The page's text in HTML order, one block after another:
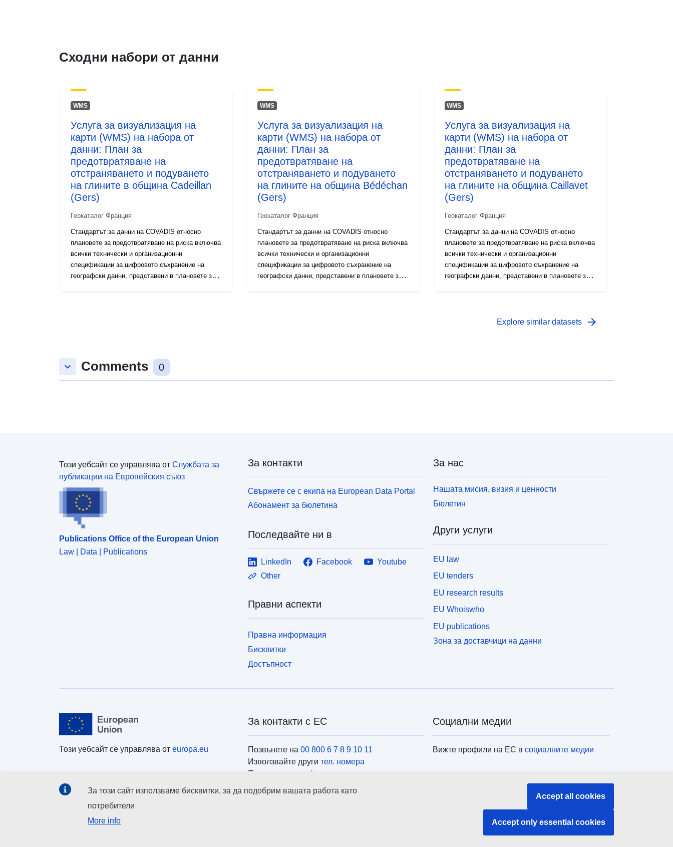
Сходни набори от данни
WMS
Услуга за визуализация на
карти (WMS) на набора от
данни: План за
предотвратяване на
отстраняването и подуването
на глините в община Cadeillan
(Gers)
Геокаталог Франция
Стандартът за данни на COVADIS относно
плановете за предотвратяване на риска включва
всички технически и организационни
спецификации за цифровото съхранение на
географски данни, представени в плановете за
Стандартът за данни на COVADIS относно
плановете за предотвратяване на риска включва
предотвратяването на големи рискове.
Разработването на PPR е от компетентността на
WMS
Услуга за визуализация на
карти (WMS) на набора от
данни: План за
предотвратяване на
отстраняването и подуването
на глините на община Bédéchan
(Gers)
Геокаталог Франция
Стандартът за данни на COVADIS относно
плановете за предотвратяване на риска включва
всички технически и организационни
спецификации за цифровото съхранение на
географски данни, представени в плановете за
WMS
Услуга за визуализация на
карти (WMS) на набора от
данни: План за
предотвратяване на
отстраняването и подуването
на глините на община Caillavet
(Gers)
Геокаталог Франция
Стандартът за данни на COVADIS относно
плановете за предотвратяване на риска включва
всички технически и организационни
спецификации за цифровото съхранение на
географски данни, представени в плановете за
защитата на горите от пожари и
предотвратяването на големи рискове.
Explore similar datasets arrow_forward
keyboard_arrow_down Comments 0
Този уебсайт се управлява от Службата за
публикации на Европейския съюз
Publications Office of the European Union
Law | Data | Publications
За контакти
Свържете се с екипа на European Data Portal
Абонамент за бюлетина
Последвайте ни в
LinkedIn Facebook
Youtube
Other
Правни аспекти
Правна информация
Бисквитки
Достъпност
За нас
Нашата мисия, визия и ценности
Бюлетин
Други услуги
EU law
EU tenders
EU research results
EU Whoiswho
EU publications
Зона за доставчици на данни
Този уебсайт се управлява от europa.eu
За контакти с ЕС
Позвънете на 00 800 6 7 8 9 10 11
Използвайте други тел. номера
Пишете ни чрез
формуляра за контакти
Посетете ни в
центровете на ЕС
Социални медии
Вижте профили на ЕС всоциалните медии
Институции и органи на ЕС
За този сайт използваме бисквитки, за да подобрим вашата работа като
потребители
More info
Accept all cookies
Accept only essential cookies